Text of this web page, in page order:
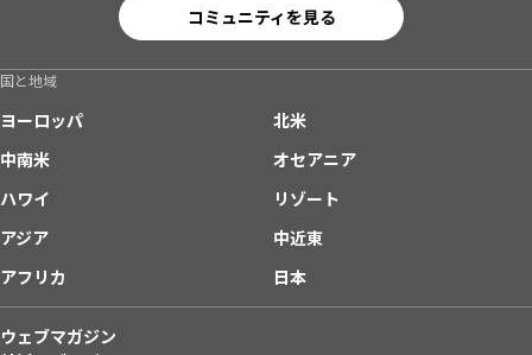
コミュニティを見る
国と地域
ヨーロッパ
北米
中南米
オセアニア
ハワイ
リゾート
アジア
中近東
アフリカ
日本
ウェブマガジン